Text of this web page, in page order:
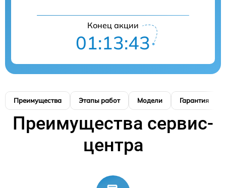
Конец акции
01:13:42
Преимущества Этапы работ Модели Гарантия
Преимущества сервис-
центра